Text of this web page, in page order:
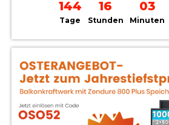
144
Tage
16
Stunden
03
Minuten